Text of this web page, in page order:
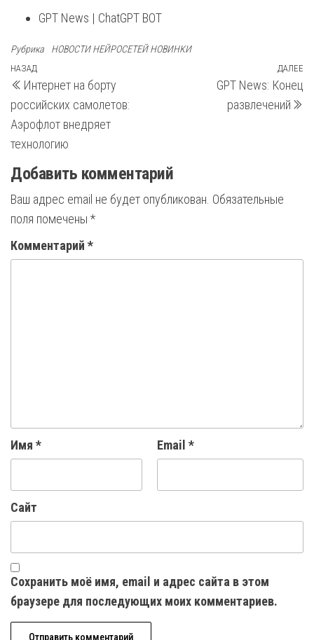
GPT News | ChatGPT BOT
Рубрика НОВОСТИ НЕЙРОСЕТЕЙ НОВИНКИ
Навигация
по
записям
Предыдущая
запись
НАЗАД
Интернет на борту
российских самолетов:
Аэрофлот внедряет
технологию
ДАЛЕЕ
GPT News: Конец
развлечений
Добавить комментарий
Ваш адрес email не будет опубликован. Обязательные
поля помечены *
Комментарий *
Имя * Email *
Сайт
Сохранить моё имя, email и адрес сайта в этом
браузере для последующих моих комментариев.